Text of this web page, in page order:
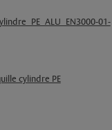
01-
cylindre PE